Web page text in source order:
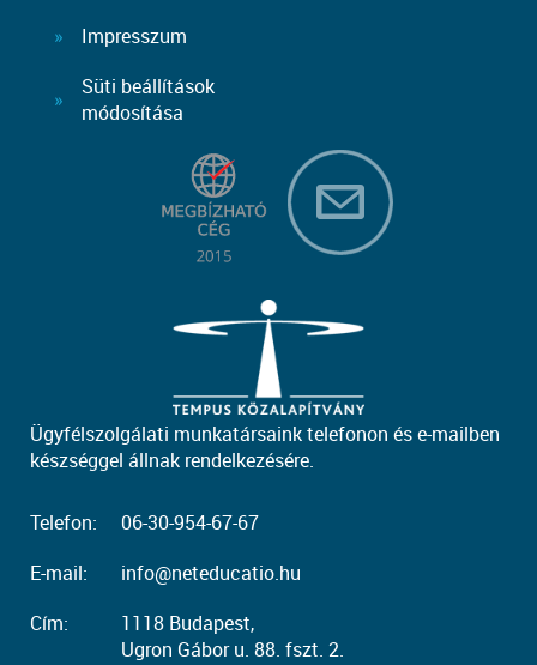
Impresszum
Süti beállítások
módosítása
Ügyfélszolgálati munkatársaink telefonon és e-mailben
készséggel állnak rendelkezésére.
Telefon:
06-30-954-67-67
E-mail:
info@neteducatio.hu
Cím:
1118 Budapest,
Ugron Gábor u. 88. fszt. 2.